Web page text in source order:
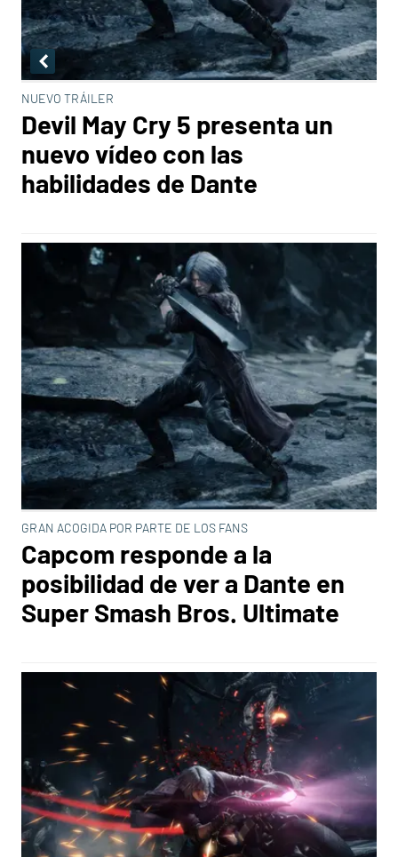
NUEVO TRÁILER
Devil May Cry 5 presenta un
nuevo vídeo con las
habilidades de Dante
GRAN ACOGIDA POR PARTE DE LOS FANS
Capcom responde a la
posibilidad de ver a Dante en
Super Smash Bros. Ultimate